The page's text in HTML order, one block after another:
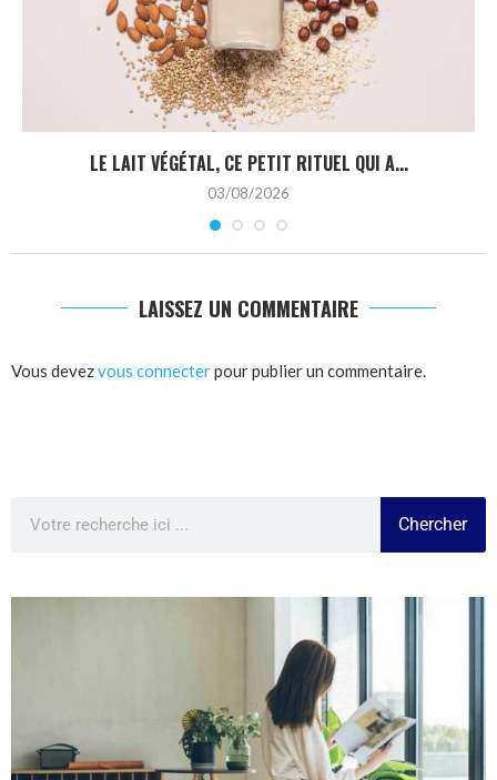
LE LAIT VÉGÉTAL, CE PETIT RITUEL QUI A...
03/08/2026
LAISSEZ UN COMMENTAIRE
Vous devezvous connecterpour publier un commentaire.
Chercher